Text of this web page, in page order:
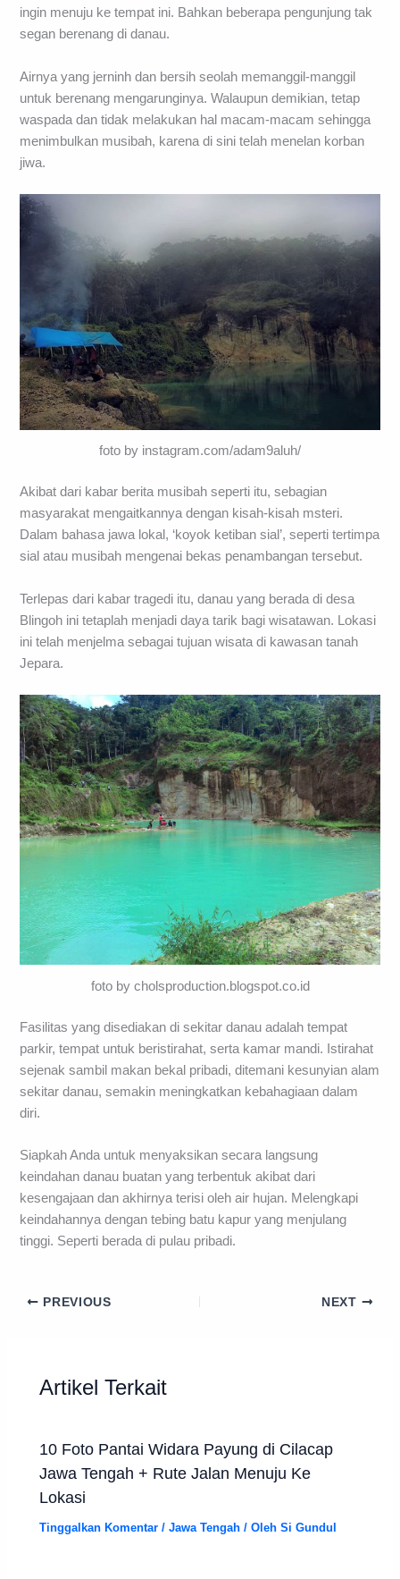
ingin menuju ke tempat ini. Bahkan beberapa pengunjung tak
segan berenang di danau.
Airnya yang jerninh dan bersih seolah memanggil-manggil
untuk berenang mengarunginya. Walaupun demikian, tetap
waspada dan tidak melakukan hal macam-macam sehingga
menimbulkan musibah, karena di sini telah menelan korban
jiwa.
foto by instagram.com/adam9aluh/
Akibat dari kabar berita musibah seperti itu, sebagian
masyarakat mengaitkannya dengan kisah-kisah msteri.
Dalam bahasa jawa lokal, ‘koyok ketiban sial’, seperti tertimpa
sial atau musibah mengenai bekas penambangan tersebut.
Terlepas dari kabar tragedi itu, danau yang berada di desa
Blingoh ini tetaplah menjadi daya tarik bagi wisatawan. Lokasi
ini telah menjelma sebagai tujuan wisata di kawasan tanah
Jepara.
foto by cholsproduction.blogspot.co.id
Fasilitas yang disediakan di sekitar danau adalah tempat
parkir, tempat untuk beristirahat, serta kamar mandi. Istirahat
sejenak sambil makan bekal pribadi, ditemani kesunyian alam
sekitar danau, semakin meningkatkan kebahagiaan dalam
diri.
Siapkah Anda untuk menyaksikan secara langsung
keindahan danau buatan yang terbentuk akibat dari
kesengajaan dan akhirnya terisi oleh air hujan. Melengkapi
keindahannya dengan tebing batu kapur yang menjulang
tinggi. Seperti berada di pulau pribadi.
PREVIOUS NEXT
Artikel Terkait
10 Foto Pantai Widara Payung di Cilacap
Jawa Tengah + Rute Jalan Menuju Ke
Lokasi
Tinggalkan Komentar /Jawa Tengah / OlehSi Gundul